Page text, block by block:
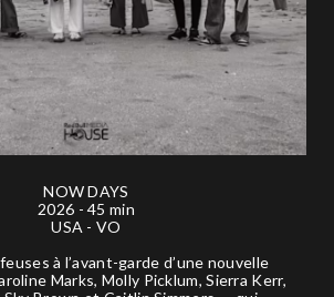
NOW DAYS
2026 - 45 min
USA - VO
à l’avant-garde d’une nouvelle
Marks, Molly Picklum, Sierra Kerr,